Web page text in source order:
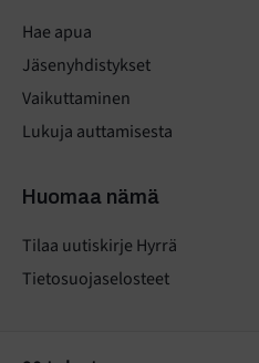
Hae apua
Jäsenyhdistykset
Vaikuttaminen
Lukuja auttamisesta
Huomaa nämä
Tilaa uutiskirje Hyrrä
Tietosuojaselosteet